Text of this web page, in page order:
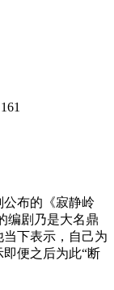
161
公布的《寂静岭
编剧乃是大名鼎
下表示，自己为
便之后为此“断